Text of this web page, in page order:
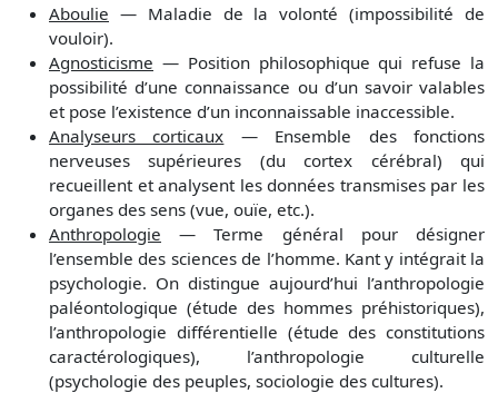
Aboulie — Maladie de la volonté (impossibilité de
vouloir).
Agnosticisme — Position philosophique qui refuse la
possibilité d’une connaissance ou d’un savoir valables
et pose l’existence d’un inconnaissable inaccessible.
Analyseurs corticaux — Ensemble des fonctions
nerveuses supérieures (du cortex cérébral) qui
recueillent et analysent les données transmises par les
organes des sens (vue, ouïe, etc.).
Anthropologie — Terme général pour désigner
l’ensemble des sciences de l’homme. Kant y intégrait la
psychologie. On distingue aujourd’hui l’anthropologie
paléontologique (étude des hommes préhistoriques),
l’anthropologie différentielle (étude des constitutions
caractérologiques), l’anthropologie culturelle
(psychologie des peuples, sociologie des cultures).